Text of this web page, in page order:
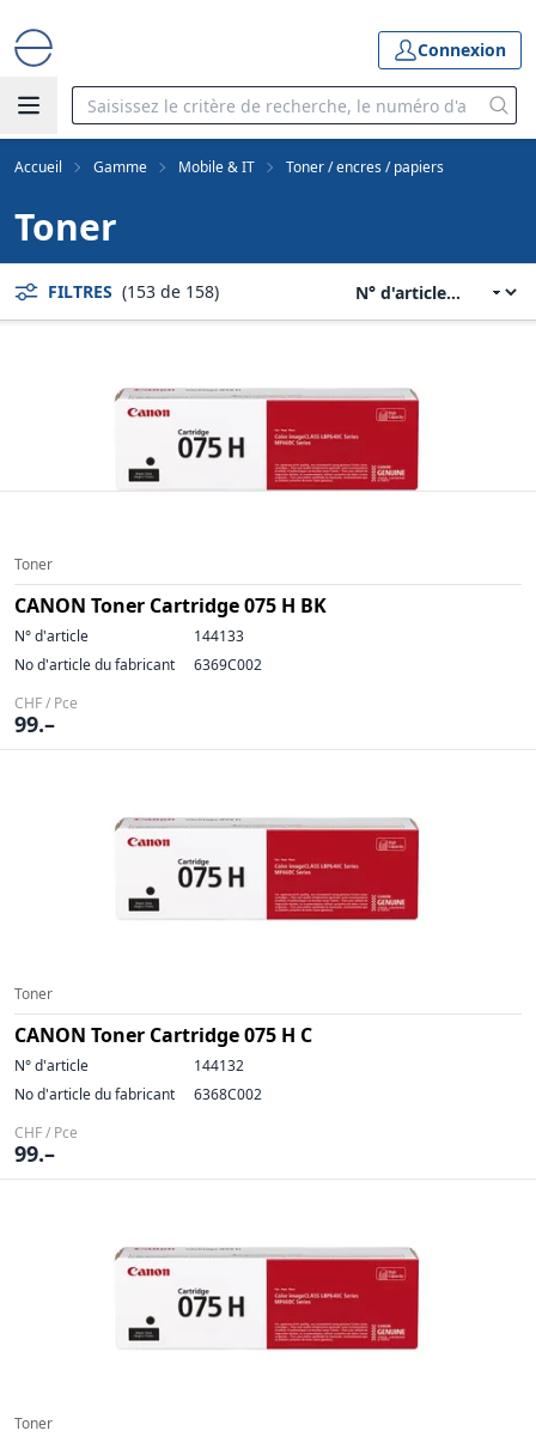
Connexion
Accueil Gamme Mobile & IT Toner / encres / papiers
Toner
FILTRES (153 de 158)
Toner
CANON Toner Cartridge 075 H BK
N° d'article
144133
No d'article du fabricant
6369C002
CHF / Pce
99.–
Toner
CANON Toner Cartridge 075 H C
N° d'article
144132
No d'article du fabricant
6368C002
CHF / Pce
99.–
Toner